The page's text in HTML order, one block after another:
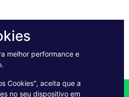
Condições de Venda
melhor performance e
Cookies", aceita que a
no seu dispositivo em